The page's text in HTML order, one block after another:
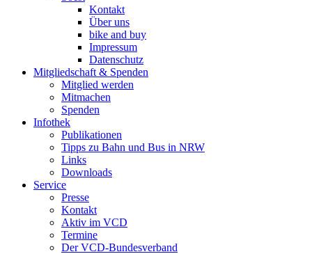
Kontakt
Über uns
bike and buy
Impressum
Datenschutz
Mitgliedschaft & Spenden
Mitglied werden
Mitmachen
Spenden
Infothek
Publikationen
Tipps zu Bahn und Bus in NRW
Links
Downloads
Service
Presse
Kontakt
Aktiv im VCD
Termine
Der VCD-Bundesverband